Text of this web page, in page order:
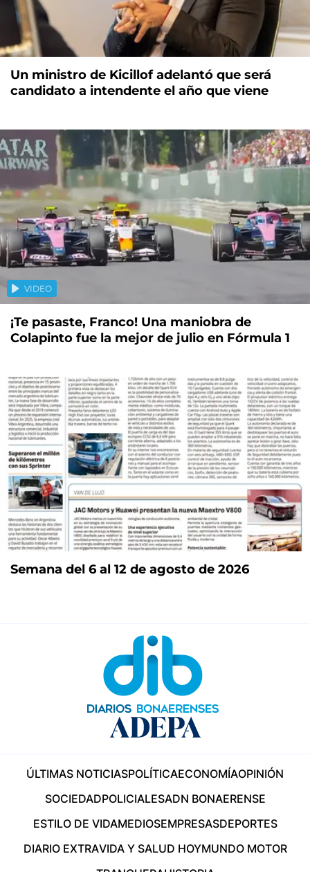
Un ministro de Kicillof adelantó que será
candidato a intendente el año que viene
VIDEO
¡Te pasaste, Franco! Una maniobra de
Colapinto fue la mejor de julio en Fórmula 1
Semana del 6 al 12 de agosto de 2026
ÚLTIMAS NOTICIASPOLÍTICAECONOMÍAOPINIÓN
SOCIEDADPOLICIALESADN BONAERENSE
ESTILO DE VIDAMEDIOSEMPRESASDEPORTES
DIARIO EXTRAVIDA Y SALUD HOYMUNDO MOTOR